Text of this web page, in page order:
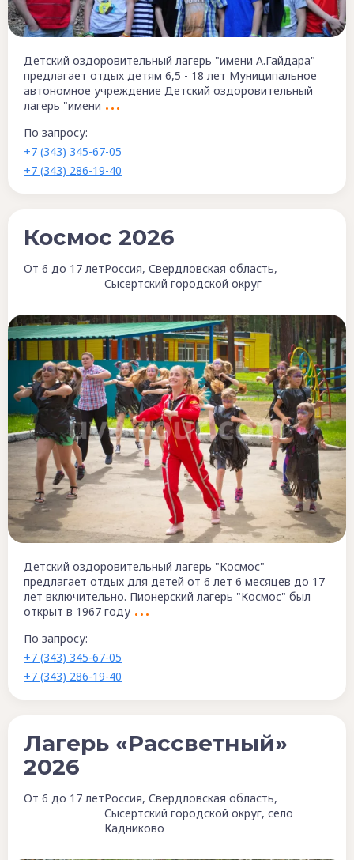
Детский оздоровительный лагерь "имени А.Гайдара"
предлагает отдых детям 6,5 - 18 лет Муниципальное
автономное учреждение Детский оздоровительный
лагерь "имени
По запросу:
+7 (343) 345-67-05
+7 (343) 286-19-40
Космос 2026
От 6 до 17 летРоссия, Свердловская область,
Сысертский городской округ
Детский оздоровительный лагерь "Космос"
предлагает отдых для детей от 6 лет 6 месяцев до 17
лет включительно. Пионерский лагерь "Космос" был
открыт в 1967 году
По запросу:
+7 (343) 345-67-05
+7 (343) 286-19-40
Лагерь «Рассветный»
2026
От 6 до 17 летРоссия, Свердловская область,
Сысертский городской округ, село
Кадниково